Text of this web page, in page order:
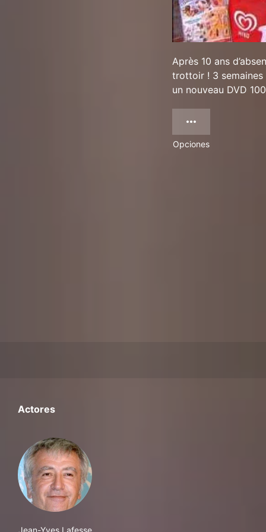
Après 10 ans
trottoir ! 3 semaines
un nouveau DVD
Opciones
Actores